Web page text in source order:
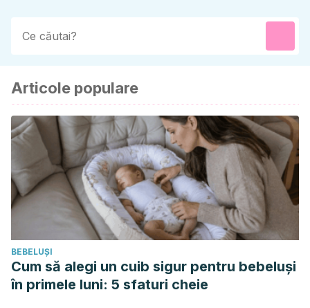
Articole populare
BEBELUȘI
Cum să alegi un cuib sigur pentru bebeluși
în primele luni: 5 sfaturi cheie